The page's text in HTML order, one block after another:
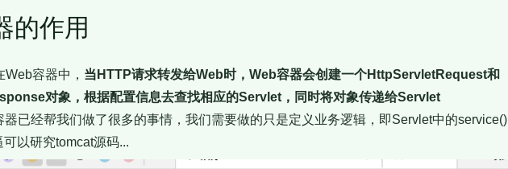
的作用
容器中， 当HTTP请求转发给Web时，Web容器会创建一个HttpServletRequest和
对象，根据配置信息去查找相应的Servlet，同时将对象传递给Servlet
器已经帮我们做了很多的事情，我们需要做的只是定义业务逻辑，即Servlet中的service()
以研究tomcat源码...